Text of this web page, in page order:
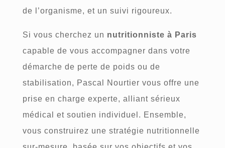
de l’organisme, et un suivi rigoureux.
Si vous cherchez un nutritionniste à Paris
capable de vous accompagner dans votre
démarche de perte de poids ou de
stabilisation, Pascal Nourtier vous offre une
prise en charge experte, alliant sérieux
médical et soutien individuel. Ensemble,
vous construirez une stratégie nutritionnelle